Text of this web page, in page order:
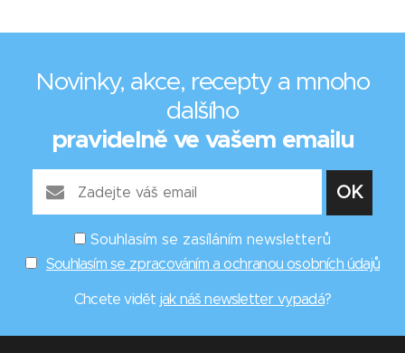
Novinky, akce, recepty a mnoho
dalšího
pravidelně ve vašem emailu
Souhlasím se zasíláním newsletterů
Souhlasím se zpracováním a ochranou osobních údajů
Chcete vidět jak náš newsletter vypadá?